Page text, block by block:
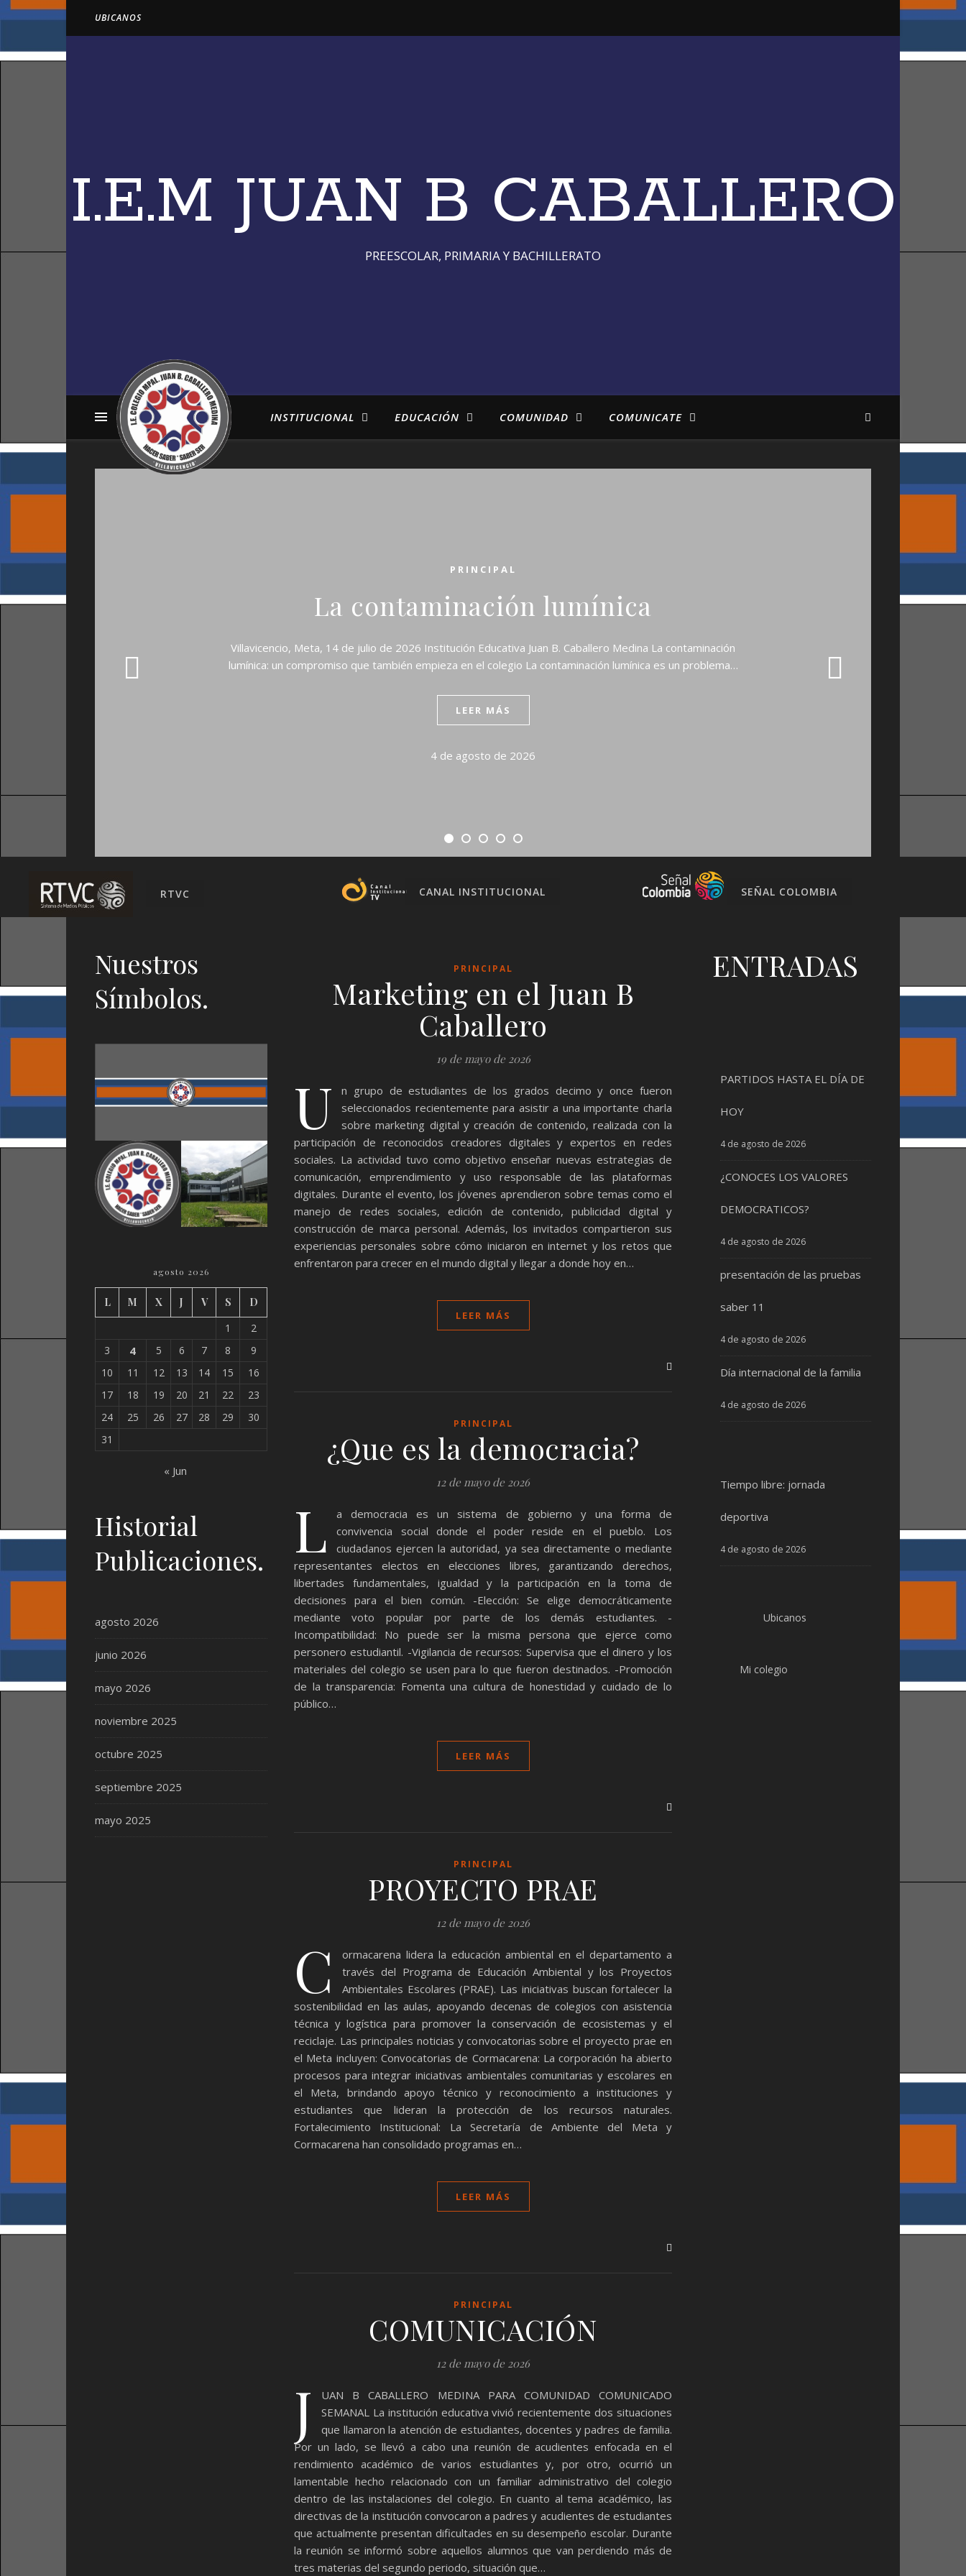
UBICANOS
I.E.M JUAN B CABALLERO
PREESCOLAR, PRIMARIA Y BACHILLERATO
INSTITUCIONAL EDUCACIÓN COMUNIDAD COMUNICATE
PRINCIPAL
La contaminación lumínica
Villavicencio, Meta, 14 de julio de 2026 Institución Educativa Juan B. Caballero Medina La contaminación
lumínica: un compromiso que también empieza en el colegio La contaminación lumínica es un problema…
LEER MÁS
4 de agosto de 2026
RTVC CANAL INSTITUCIONAL SEÑAL COLOMBIA
Nuestros
Símbolos.
agosto 2026
L M X J V S
D
1
2
3
4 5 6 7 8
9
10
11 12 13 14 15
16
17
18 19 20 21 22
23
24
25 26 27 28 29
30
31
« Jun
Historial
Publicaciones.
agosto 2026
junio 2026
mayo 2026
noviembre 2025
octubre 2025
septiembre 2025
mayo 2025
PRINCIPAL
Marketing en el Juan B
Caballero
19 de mayo de 2026
U
n grupo de estudiantes de los grados decimo y once fueron
seleccionados recientemente para asistir a una importante charla
sobre marketing digital y creación de contenido, realizada con la
participación de reconocidos creadores digitales y expertos en redes
sociales. La actividad tuvo como objetivo enseñar nuevas estrategias de
comunicación, emprendimiento y uso responsable de las plataformas
digitales. Durante el evento, los jóvenes aprendieron sobre temas como el
manejo de redes sociales, edición de contenido, publicidad digital y
construcción de marca personal. Además, los invitados compartieron sus
experiencias personales sobre cómo iniciaron en internet y los retos que
enfrentaron para crecer en el mundo digital y llegar a donde hoy en…
LEER MÁS
PRINCIPAL
¿Que es la democracia?
12 de mayo de 2026
L
a democracia es un sistema de gobierno y una forma de
convivencia social donde el poder reside en el pueblo. Los
ciudadanos ejercen la autoridad, ya sea directamente o mediante
representantes electos en elecciones libres, garantizando derechos,
libertades fundamentales, igualdad y la participación en la toma de
decisiones para el bien común. -Elección: Se elige democráticamente
mediante voto popular por parte de los demás estudiantes. -
Incompatibilidad: No puede ser la misma persona que ejerce como
personero estudiantil. -Vigilancia de recursos: Supervisa que el dinero y los
materiales del colegio se usen para lo que fueron destinados. -Promoción
de la transparencia: Fomenta una cultura de honestidad y cuidado de lo
público…
LEER MÁS
PRINCIPAL
PROYECTO PRAE
12 de mayo de 2026
C
ormacarena lidera la educación ambiental en el departamento a
través del Programa de Educación Ambiental y los Proyectos
Ambientales Escolares (PRAE). Las iniciativas buscan fortalecer la
sostenibilidad en las aulas, apoyando decenas de colegios con asistencia
técnica y logística para promover la conservación de ecosistemas y el
reciclaje. Las principales noticias y convocatorias sobre el proyecto prae en
el Meta incluyen: Convocatorias de Cormacarena: La corporación ha abierto
procesos para integrar iniciativas ambientales comunitarias y escolares en
el Meta, brindando apoyo técnico y reconocimiento a instituciones y
estudiantes que lideran la protección de los recursos naturales.
Fortalecimiento Institucional: La Secretaría de Ambiente del Meta y
Cormacarena han consolidado programas en…
LEER MÁS
PRINCIPAL
COMUNICACIÓN
12 de mayo de 2026
J
UAN B CABALLERO MEDINA PARA COMUNIDAD COMUNICADO
SEMANAL La institución educativa vivió recientemente dos situaciones
que llamaron la atención de estudiantes, docentes y padres de familia.
Por un lado, se llevó a cabo una reunión de acudientes enfocada en el
rendimiento académico de varios estudiantes y, por otro, ocurrió un
lamentable hecho relacionado con un familiar administrativo del colegio
dentro de las instalaciones del colegio. En cuanto al tema académico, las
directivas de la institución convocaron a padres y acudientes de estudiantes
que actualmente presentan dificultades en su desempeño escolar. Durante
la reunión se informó sobre aquellos alumnos que van perdiendo más de
tres materias del segundo periodo, situación que…
ENTRADAS
PARTIDOS HASTA EL DÍA DE
HOY
4 de agosto de 2026
¿CONOCES LOS VALORES
DEMOCRATICOS?
4 de agosto de 2026
presentación de las pruebas
saber 11
4 de agosto de 2026
Día internacional de la familia
4 de agosto de 2026
Tiempo libre: jornada
deportiva
4 de agosto de 2026
Ubicanos
Mi colegio